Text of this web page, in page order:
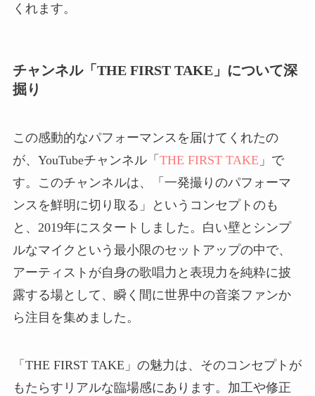
くれます。
チャンネル「THE FIRST TAKE」について深
掘り
この感動的なパフォーマンスを届けてくれたの
が、YouTubeチャンネル「 THE FIRST TAKE 」で
す。このチャンネルは、「一発撮りのパフォーマ
ンスを鮮明に切り取る」というコンセプトのも
と、2019年にスタートしました。白い壁とシンプ
ルなマイクという最小限のセットアップの中で、
アーティストが自身の歌唱力と表現力を純粋に披
露する場として、瞬く間に世界中の音楽ファンか
ら注目を集めました。
「THE FIRST TAKE」の魅力は、そのコンセプトが
もたらすリアルな臨場感にあります。加工や修正